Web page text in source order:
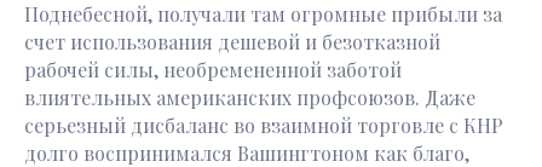
Поднебесной, получали там огромные прибыли за
счет использования дешевой и безотказной
рабочей силы, необремененной заботой
влиятельных американских профсоюзов. Даже
серьезный дисбаланс во взаимной торговле с КНР
долго воспринимался Вашингтоном как благо,